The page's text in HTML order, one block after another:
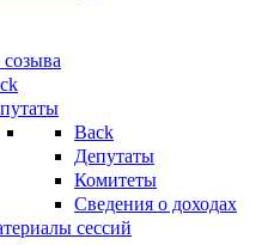
Back
Депутаты
Комитеты
Сведения о доходах
сессий